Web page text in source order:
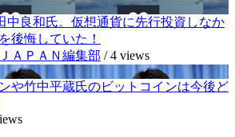
中良和氏。仮想通貨に先行投資しなか
後悔していた！
ＡＰＡＮ編集部 /4 views
や竹中平蔵氏のビットコインは今後ど